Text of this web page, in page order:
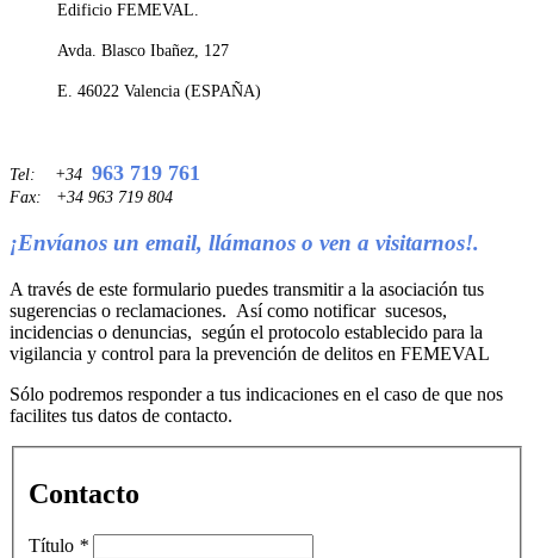
Edificio FEMEVAL.
Avda. Blasco Ibañez, 127
E. 46022 Valencia (ESPAÑA)
Tel: +34 963 719 761
Fax: +34 963 719 804
¡Envíanos un email, llámanos o ven a visitarnos!.
A través de este formulario puedes transmitir a la asociación tus
sugerencias o reclamaciones. Así como notificar sucesos,
incidencias o denuncias, según el protocolo establecido para la
vigilancia y control para la prevención de delitos en FEMEVAL
Sólo podremos responder a tus indicaciones en el caso de que nos
facilites tus datos de contacto.
Contacto
Título *